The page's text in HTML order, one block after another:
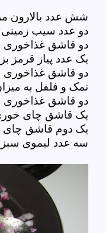
شش عدد بالارون
دو عدد سیب
دو قاشق غذاخوری
یک عدد پیاز قرمز
دو قاشق غذاخوری
نمک و فلفل به
دو قاشق
یک قاشق چای
یک دوم قاشق چای
سه عدد لیموی